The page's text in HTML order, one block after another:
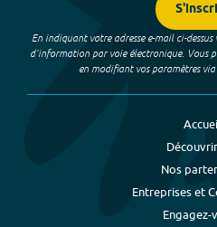
En indiquant votre adresse e-mail ci-
d’information par voie électronique. Vous
en modifiant vos paramètres via
Nos
Entreprises et
Engagez-